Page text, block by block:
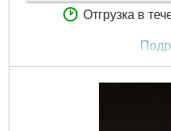
Отгрузка в